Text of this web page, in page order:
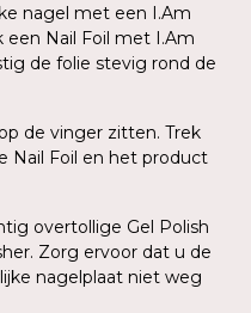
nagel met een I.Am
een Nail Foil met I.Am
de folie stevig rond de
de vinger zitten. Trek
Nail Foil en het product
overtollige Gel Polish
Zorg ervoor dat u de
nagelplaat niet weg